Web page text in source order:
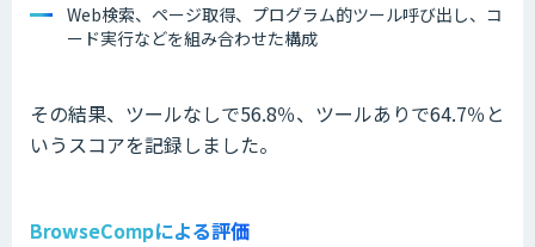
Web検索、ページ取得、プログラム的ツール呼び出し、コ
ード実行などを組み合わせた構成
その結果、ツールなしで56.8％、ツールありで64.7％と
いうスコアを記録しました。
BrowseCompによる評価